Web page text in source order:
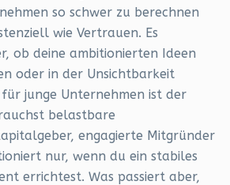
so schwer zu berechnen
wie Vertrauen. Es
ob deine ambitionierten Ideen
oder in der Unsichtbarkeit
junge Unternehmen ist der
belastbare
engagierte Mitgründer
nur, wenn du ein stabiles
errichtest. Was passiert aber,